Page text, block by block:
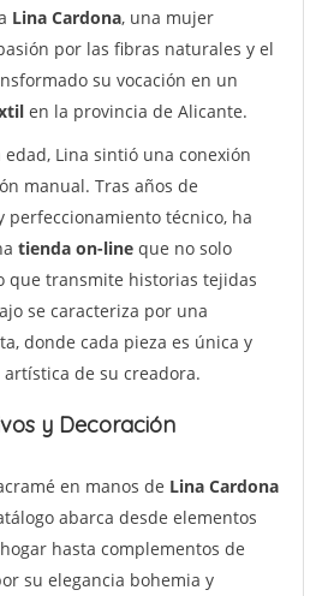
Lina Cardona, una mujer
por las fibras naturales y el
su vocación en un
en la provincia de Alicante.
Lina sintió una conexión
manual. Tras años de
perfeccionamiento técnico, ha
tienda on-line que no solo
que transmite historias tejidas
se caracteriza por una
donde cada pieza es única y
de su creadora.
y Decoración
en manos de Lina Cardona
abarca desde elementos
hasta complementos de
su elegancia bohemia y